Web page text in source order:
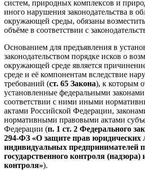
систем, природных комплексов и
иного нарушения законодательства в
окружающей среды, обязаны
объёме в соответствии с
Основанием для предъявления в
законодательством порядке исков о
окружающей среде является
среде и её компонентам вследствие
требований (ст. 65 Закона), к которым
установленные федеральными
соответствии с ними иными
актами Российской Федерации,
нормативными правовыми актами
Федерации (п. 1 ст. 2 Федерального
294-ФЗ «О защите прав юридических
индивидуальных предпринимателей
государственного контроля
контроля»).